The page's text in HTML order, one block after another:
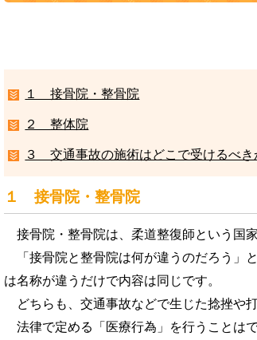
１ 接骨院・整骨院
２ 整体院
３ 交通事故の施術はどこで受けるべき
１ 接骨院・整骨院
接骨院・整骨院は、柔道整復師という国
「接骨院と整骨院は何が違うのだろう」
は名称が違うだけで内容は同じです。
どちらも、交通事故などで生じた捻挫や
法律で定める「医療行為」を行うことは